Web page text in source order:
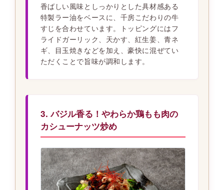
香ばしい風味としっかりとした具材感ある
特製ラー油をベースに、千房こだわりの牛
すじを合わせています。トッピングにはフ
ライドガーリック、天かす、紅生姜、青ネ
ギ、目玉焼きなどを加え、豪快に混ぜてい
ただくことで旨味が調和します。
3. バジル香る！やわらか鶏もも肉の
カシューナッツ炒め